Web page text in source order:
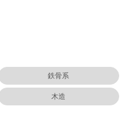
鉄骨系
木造